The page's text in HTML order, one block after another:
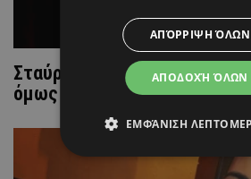
Σταύρος Βαρθαλίτης -
όμως θα μοιραστούν το
ΑΠΟΔΟΧΉ ΌΛΩΝ
ΑΠΌΡΡΙΨΗ ΌΛΩΝ
ΕΜΦΆΝΙΣΗ